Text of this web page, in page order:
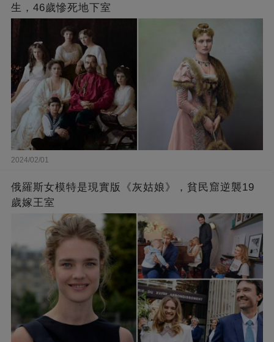
生，46歲慘死地下室
2024/02/01
俄羅斯女模特是現實版《灰姑娘》，貧民窟逆襲19
歲嫁王室